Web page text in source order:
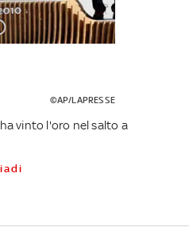
©AP/LAPRESSE
vinto l'oro nel salto a